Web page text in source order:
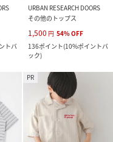
トバ
URBAN RESEARCH DOORS
その他のトップス
1,500 円 54%OFF
136ポイント(10%ポイントバ
ック)
PR